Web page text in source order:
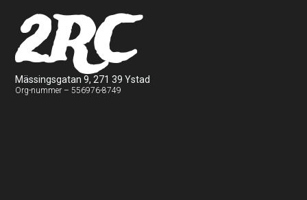
2RC
Mässingsgatan 9, 271 39 Ystad
Org-nummer – 556976-8749